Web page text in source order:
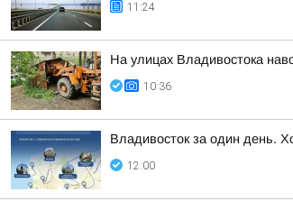
11:24
На улицах Владивостока
10:36
Владивосток за один день.
12:00